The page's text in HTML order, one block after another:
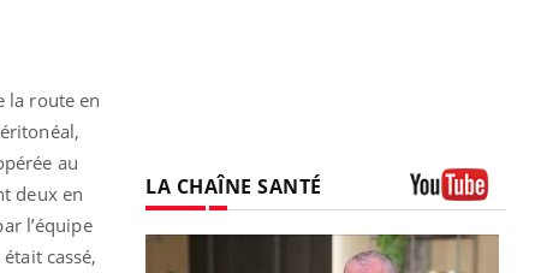
la route en
au
deux en
l’équipe
cassé,
LA CHAÎNE SANTÉ